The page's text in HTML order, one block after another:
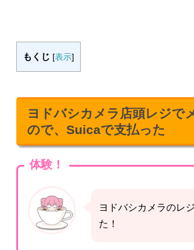
もくじ [表示]
ヨドバシカメラ店頭レジで
ので、Suicaで支払った
体験！
ヨドバシカメラのレ
た！